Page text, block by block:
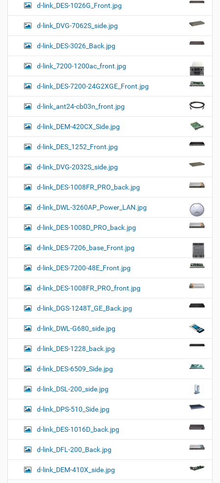
d-link_DES-1026G_Front.jpg
d-link_DVG-7062S_side.jpg
d-link_DES-3026_Back.jpg
d-link_7200-1200ac_front.jpg
d-link_DES-7200-24G2XGE_Front.jpg
d-link_ant24-cb03n_front.jpg
d-link_DEM-420CX_Side.jpg
d-link_DES_1252_Front.jpg
d-link_DVG-2032S_side.jpg
d-link_DES-1008FR_PRO_back.jpg
d-link_DWL-3260AP_Power_LAN.jpg
d-link_DES-1008D_PRO_back.jpg
d-link_DES-7206_base_Front.jpg
d-link_DES-7200-48E_Front.jpg
d-link_DES-1008FR_PRO_front.jpg
d-link_DGS-1248T_GE_Back.jpg
d-link_DWL-G680_side.jpg
d-link_DES-1228_back.jpg
d-link_DES-6509_Side.jpg
d-link_DSL-200_side.jpg
d-link_DPS-510_Side.jpg
d-link_DES-1016D_back.jpg
d-link_DFL-200_Back.jpg
d-link_DEM-410X_side.jpg